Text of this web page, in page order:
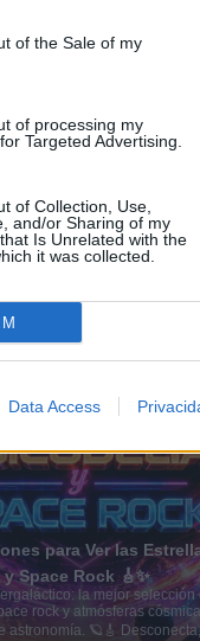
of the Sale of my
of processing my
Targeted Advertising.
of Collection, Use,
and/or Sharing of my
Is Unrelated with the
it was collected.
Data Access
para Ver las
Space Rock 🎸✨
la mejor selección
rock y atmósferas
astronomía. 🪐🎸